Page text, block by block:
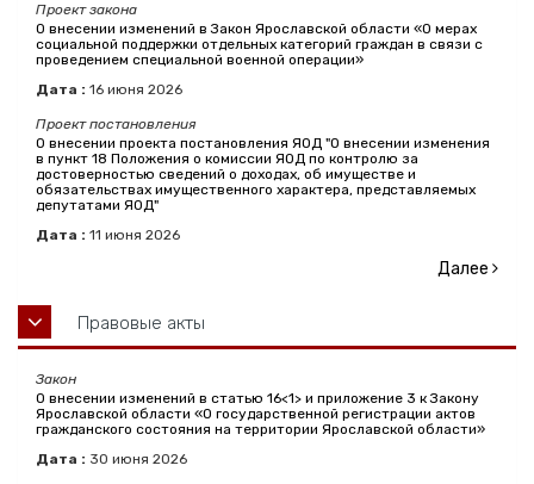
Проект закона
О внесении изменений в Закон Ярославской области «О мерах
социальной поддержки отдельных категорий граждан в связи с
проведением специальной военной операции»
Дата : 16 июня 2026
Проект постановления
О внесении проекта постановления ЯОД "О внесении изменения
в пункт 18 Положения о комиссии ЯОД по контролю за
достоверностью сведений о доходах, об имуществе и
обязательствах имущественного характера, представляемых
депутатами ЯОД"
Дата : 11 июня 2026
Далее
Правовые акты
Закон
О внесении изменений в статью 16<1> и приложение 3 к Закону
Ярославской области «О государственной регистрации актов
гражданского состояния на территории Ярославской области»
Дата : 30 июня 2026